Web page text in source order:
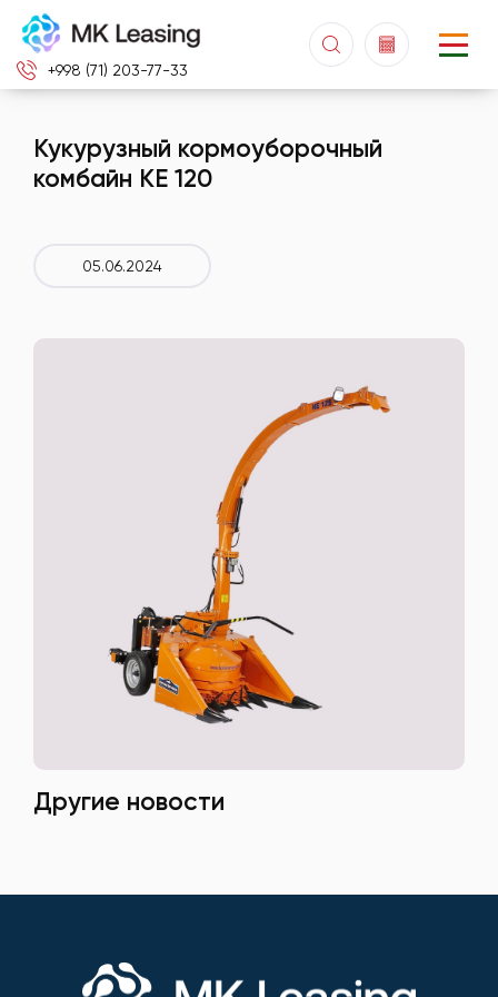
+998 (71) 203-77-33
Кукурузный кормоуборочный
комбайн KE 120
05.06.2024
Другие новости